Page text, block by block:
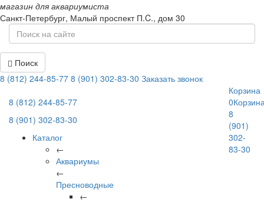
магазин для аквариумиста
Санкт-Петербург, Малый проспект П.C., дом 30
Поиск
8 (812) 244-85-77 8 (901) 302-83-30 Заказать звонок
8 (812) 244-85-77
8 (901) 302-83-30
Каталог
←
Аквариумы
←
Пресноводные
←
Корзина
0
8
(901)
302-
83-30